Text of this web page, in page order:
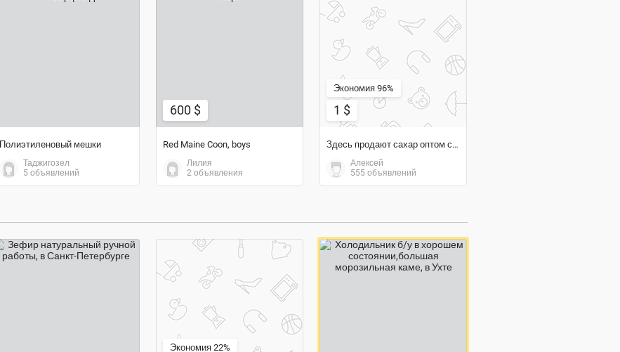
Полиэтиленовый мешки
Таджигозел
5 объявлений
600 $
Red Maine Coon, boys
Лилия
2 объявления
Экономия 96%
1 $
Здесь продают сахар оптом с доставкой,не торопитесь - на все
Алексей
555 объявлений
Экономия 22%
2 500 ₽